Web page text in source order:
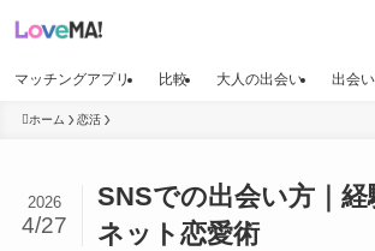
マッチングアプリ 比較 大人の出会い 出会
ホーム 恋活
SNSでの出会い方｜経
ネット恋愛術
2026
4/27